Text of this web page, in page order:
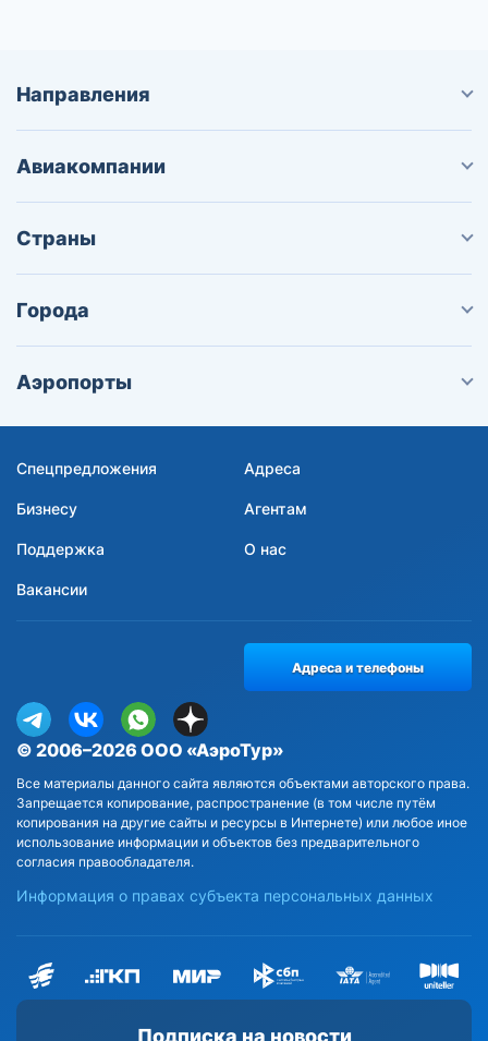
Направления
Авиакомпании
Страны
Города
Аэропорты
Спецпредложения Адреса
Бизнесу Агентам
Поддержка О нас
Вакансии
© 2006–2026 ООО «АэроТур»
Все материалы данного сайта являются объектами авторского права.
Запрещается копирование, распространение (в том числе путём
копирования на другие сайты и ресурсы в Интернете) или любое иное
использование информации и объектов без предварительного
согласия правообладателя.
Информация о правах субъекта персональных данных
Адреса и телефоны